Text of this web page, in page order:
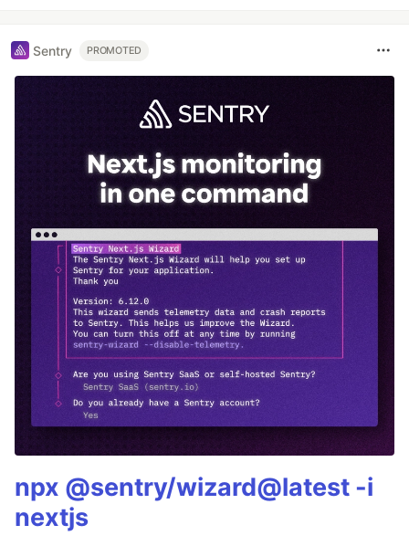
Sentry PROMOTED
npx @sentry/wizard@latest -i
nextjs